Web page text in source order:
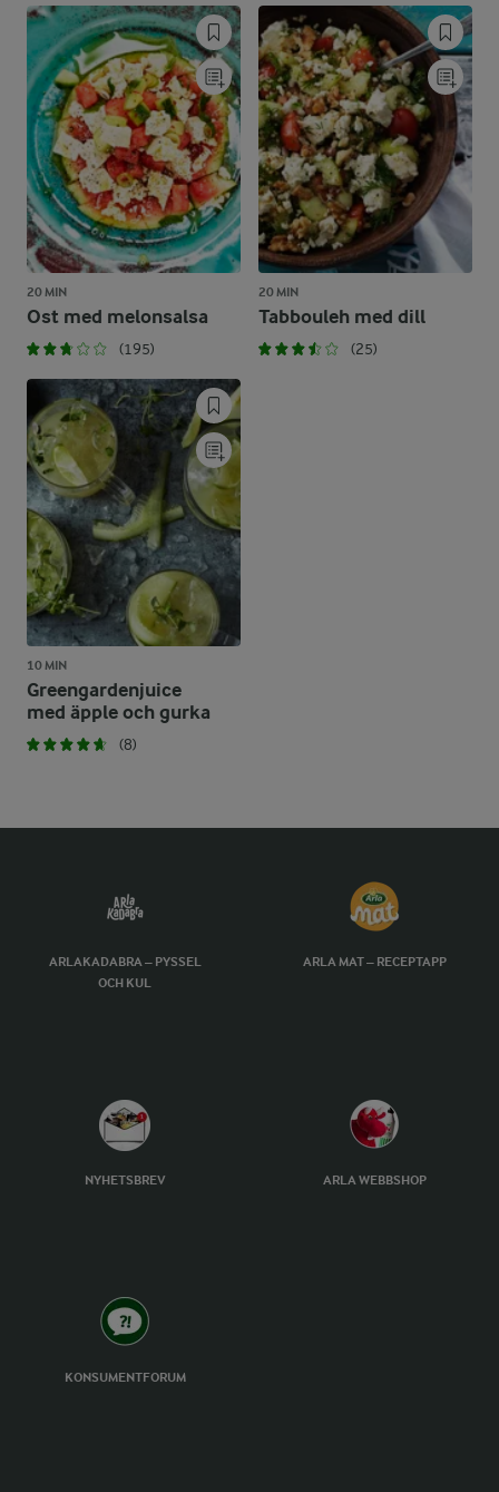
20 MIN
Ost med melonsalsa
(195)
20 MIN
Tabbouleh med dill
(25)
10 MIN
Greengardenjuice
med äpple och gurka
(8)
ARLAKADABRA – PYSSEL
OCH KUL
ARLA MAT – RECEPTAPP
NYHETSBREV ARLA WEBBSHOP
KONSUMENTFORUM